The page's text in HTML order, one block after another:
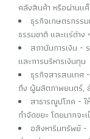
คลังสินค้า หรือผ่านแ
ธุรกิจเกษตรกรร
ธรรมชาติ และแร่ต่าง
สถาบันการเงิน -
และการบริหารเงินทุน
ธุรกิจสารสนเทศ
ถึง ผู้ผลิตภาพยนตร์,
สาธารณูปโภค - ใ
กำจัดขยะ โดยมากจ
อสังหาริมทรัพย์ -